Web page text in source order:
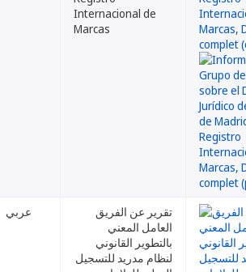
Internacional de
Marcas
عربي
تقرير عن الفريق
العامل المعني
بالتطوير القانوني
لنظام مدريد للتسجيل